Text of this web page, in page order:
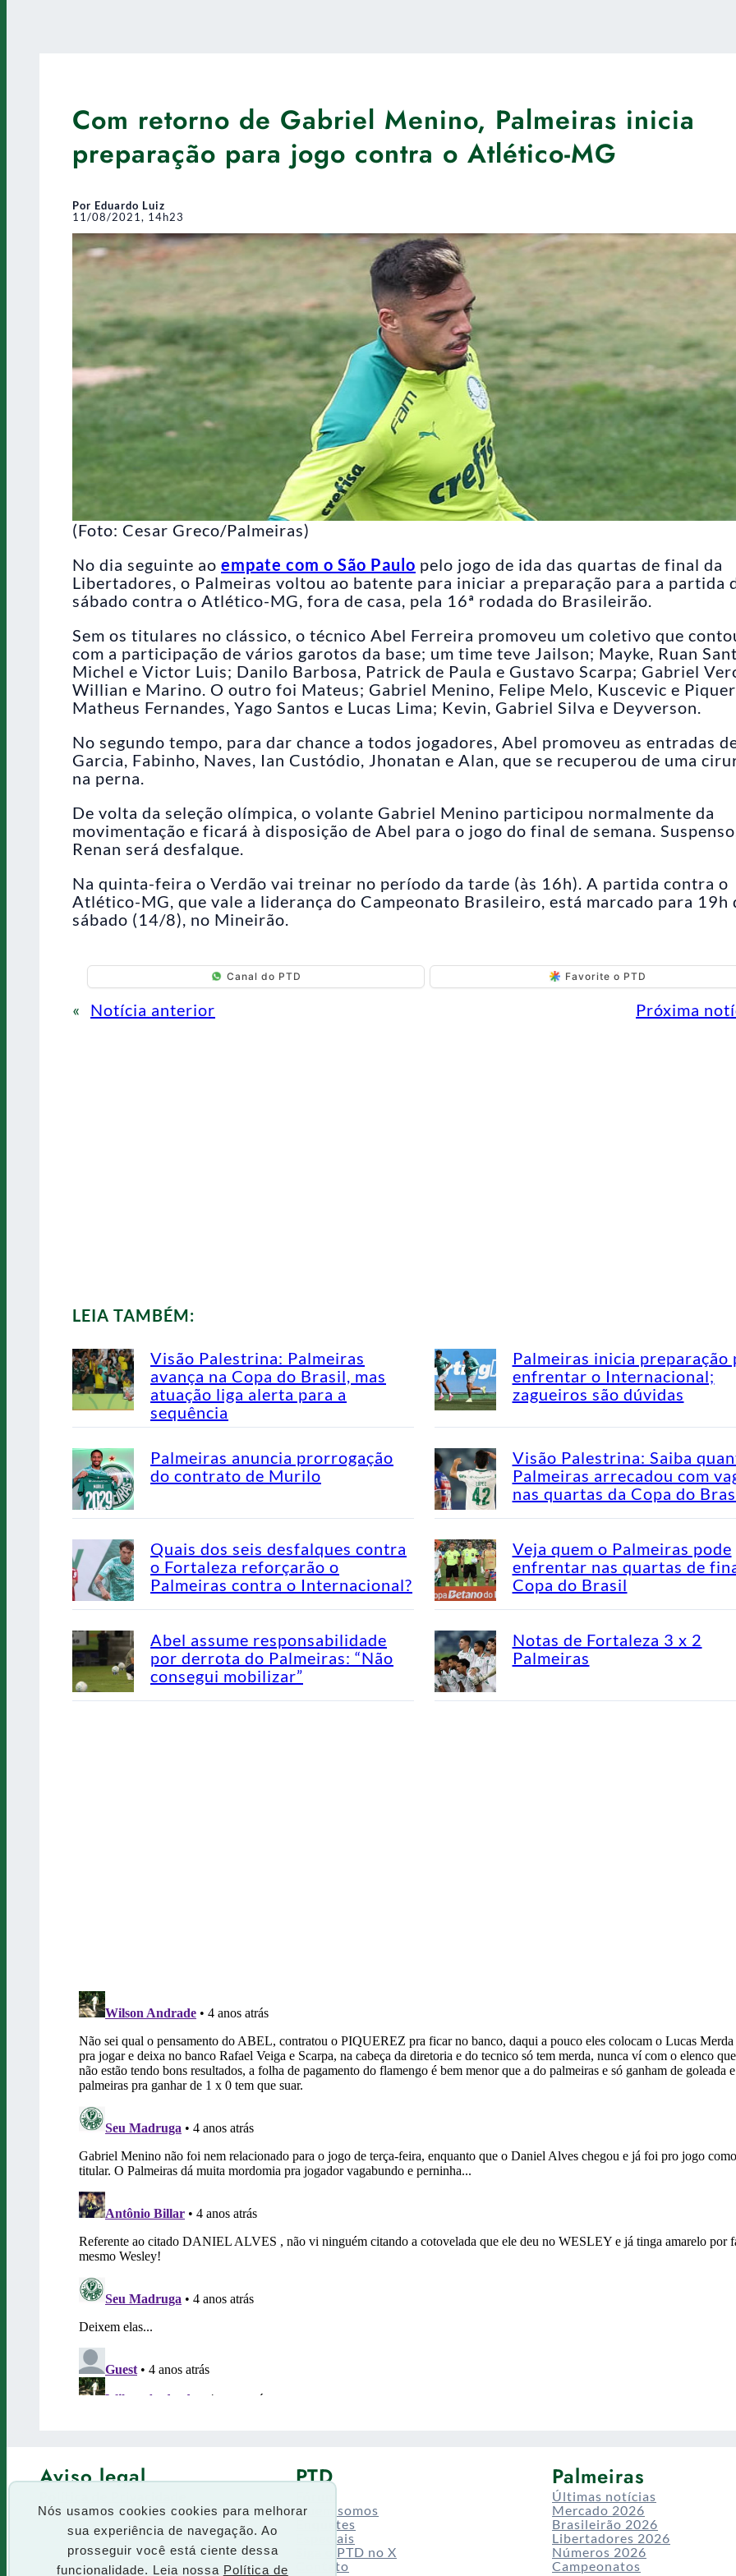
Nós usamos cookies cookies para melhorar
sua experiência de navegação. Ao
prosseguir você está ciente dessa
funcionalidade. Leia nossa Política de
Com retorno de Gabriel Menino, Palmeiras inicia
preparação para jogo contra o Atlético-MG
Por Eduardo Luiz
11/08/2021, 14h23
(Foto: Cesar Greco/Palmeiras)
No dia seguinte ao empate com o São Paulo pelo jogo de ida das quartas de final da
Libertadores, o Palmeiras voltou ao batente para iniciar a preparação para a partida
sábado contra o Atlético-MG, fora de casa, pela 16ª rodada do Brasileirão.
Sem os titulares no clássico, o técnico Abel Ferreira promoveu um coletivo que
com a participação de vários garotos da base; um time teve Jailson; Mayke, Ruan
Michel e Victor Luis; Danilo Barbosa, Patrick de Paula e Gustavo Scarpa; Gabriel
Willian e Marino. O outro foi Mateus; Gabriel Menino, Felipe Melo, Kuscevic e
Matheus Fernandes, Yago Santos e Lucas Lima; Kevin, Gabriel Silva e Deyverson.
No segundo tempo, para dar chance a todos jogadores, Abel promoveu as entradas
Garcia, Fabinho, Naves, Ian Custódio, Jhonatan e Alan, que se recuperou de uma
na perna.
De volta da seleção olímpica, o volante Gabriel Menino participou normalmente da
movimentação e ficará à disposição de Abel para o jogo do final de semana.
Renan será desfalque.
Na quinta-feira o Verdão vai treinar no período da tarde (às 16h). A partida contra o
Atlético-MG, que vale a liderança do Campeonato Brasileiro, está marcado para 19h
sábado (14/8), no Mineirão.
Canal do PTD Favorite o PTD
« Notícia anterior Próxima
LEIA TAMBÉM:
Visão Palestrina: Palmeiras
avança na Copa do Brasil, mas
atuação liga alerta para a
sequência
Palmeiras inicia preparação
enfrentar o Internacional;
zagueiros são dúvidas
Palmeiras anuncia prorrogação
do contrato de Murilo
Visão Palestrina: Saiba
Palmeiras arrecadou com
nas quartas da Copa do
Quais dos seis desfalques contra
o Fortaleza reforçarão o
Palmeiras contra o Internacional?
Veja quem o Palmeiras pode
enfrentar nas quartas de
Copa do Brasil
Abel assume responsabilidade
por derrota do Palmeiras: “Não
consegui mobilizar”
Notas de Fortaleza 3 x 2
Palmeiras
Aviso legal
Termos de uso
PTD
Quem somos
Enquetes
Especiais
Siga o PTD no X
Contato
Palmeiras
Últimas notícias
Mercado 2026
Brasileirão 2026
Libertadores 2026
Números 2026
Campeonatos